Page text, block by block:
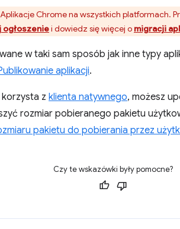
Chrome na wszystkich platformach.
ogłoszeniei dowiedz się więcej o migracji
w taki sam sposób jak inne typy
aplikacji.
korzysta z klienta natywnego, możesz
rozmiar pobieranego pakietu
pakietu do pobierania przez
Czy te wskazówki były pomocne?